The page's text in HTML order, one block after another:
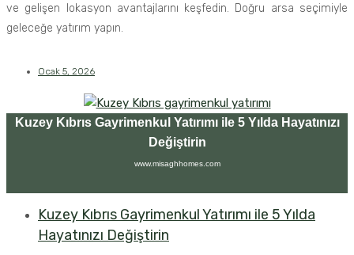
ve gelişen lokasyon avantajlarını keşfedin. Doğru arsa seçimiyle
geleceğe yatırım yapın.
Ocak 5, 2026
Kuzey Kıbrıs Gayrimenkul Yatırımı ile 5 Yılda Hayatınızı
Değiştirin
www.misaghhomes.com
Kuzey Kıbrıs Gayrimenkul Yatırımı ile 5 Yılda
Hayatınızı Değiştirin